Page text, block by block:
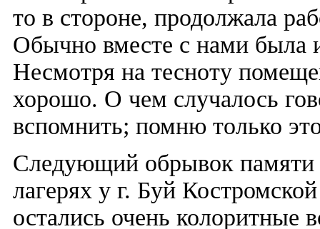
то в стороне, продолжала
Обычно вместе с нами была
Несмотря на тесноту
хорошо. О чем случалось
вспомнить; помню только
Следующий обрывок памяти
лагерях у г. Буй
остались очень колоритные